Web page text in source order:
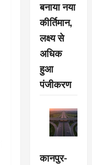
बनाया नया
कीर्तिमान,
लक्ष्य से
अधिक
हुआ
पंजीकरण
कानपुर-